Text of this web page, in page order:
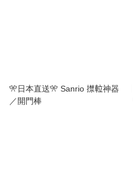
🎌日本直送🎌 Sanrio 㩒𨋢神器
／開門棒